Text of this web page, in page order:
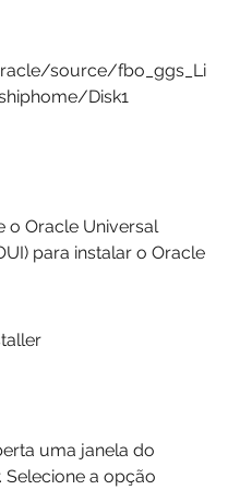
source/fbo_ggs_Li
Disk1
o Oracle Universal
para instalar o Oracle
uma janela do
Selecione a opção